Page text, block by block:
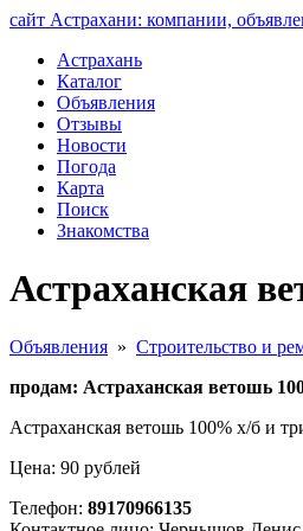
сайт Астрахани: компании,
Астрахань
Каталог
Объявления
Отзывы
Новости
Погода
Карта
Поиск
Знакомства
Астраханская
Объявления » Строительство и
продам: Астраханская ветошь
Астраханская ветошь 100% х/б и
Цена: 90 рублей
Телефон: 89170966135